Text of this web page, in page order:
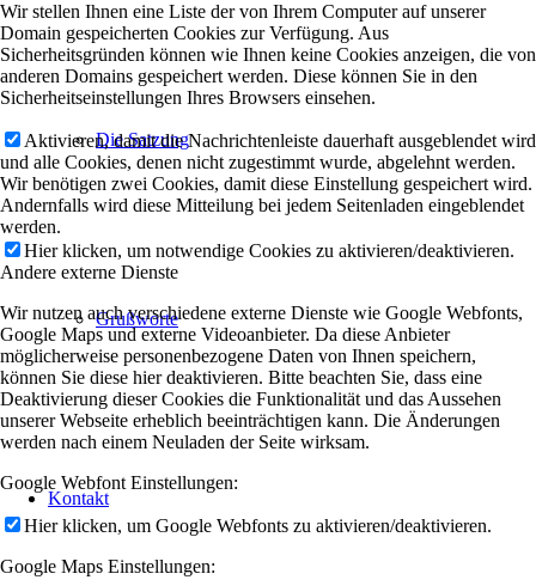
Die Satzung
Grußworte
Kontakt
Wir stellen Ihnen eine Liste der von Ihrem Computer auf unserer
Domain gespeicherten Cookies zur Verfügung. Aus
Sicherheitsgründen können wie Ihnen keine Cookies anzeigen, die von
anderen Domains gespeichert werden. Diese können Sie in den
Sicherheitseinstellungen Ihres Browsers einsehen.
Aktivieren, damit die Nachrichtenleiste dauerhaft ausgeblendet wird
und alle Cookies, denen nicht zugestimmt wurde, abgelehnt werden.
Wir benötigen zwei Cookies, damit diese Einstellung gespeichert wird.
Andernfalls wird diese Mitteilung bei jedem Seitenladen eingeblendet
werden.
Hier klicken, um notwendige Cookies zu aktivieren/deaktivieren.
Andere externe Dienste
Wir nutzen auch verschiedene externe Dienste wie Google Webfonts,
Google Maps und externe Videoanbieter. Da diese Anbieter
möglicherweise personenbezogene Daten von Ihnen speichern,
können Sie diese hier deaktivieren. Bitte beachten Sie, dass eine
Deaktivierung dieser Cookies die Funktionalität und das Aussehen
unserer Webseite erheblich beeinträchtigen kann. Die Änderungen
werden nach einem Neuladen der Seite wirksam.
Google Webfont Einstellungen:
Hier klicken, um Google Webfonts zu aktivieren/deaktivieren.
Google Maps Einstellungen: